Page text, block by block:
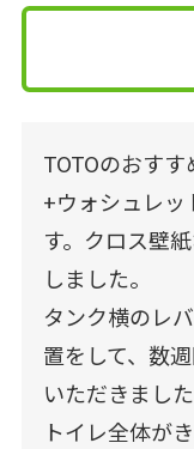
TOTOのおす
+ウォシュレッ
す。クロス壁
しました。
タンク横のレ
置をして、数
いただきました
トイレ全体が